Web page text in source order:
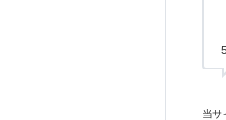
当サ